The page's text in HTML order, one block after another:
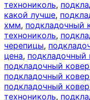
технониколь,
какой лучше,
хмм, подкладочный
технониколь,
черепицы,
цена, подкладочный
подкладочный
подкладочный
подкладочный
технониколь,